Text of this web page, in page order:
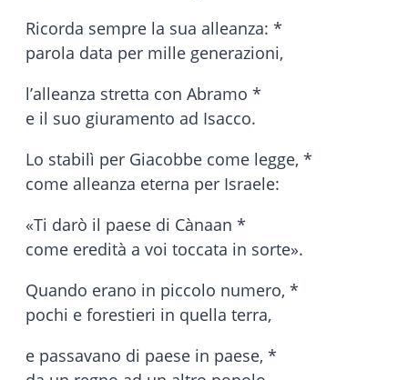
Ricorda sempre la sua alleanza: *
parola data per mille generazioni,
l’alleanza stretta con Abramo *
e il suo giuramento ad Isacco.
Lo stabilì per Giacobbe come legge, *
come alleanza eterna per Israele:
«Ti darò il paese di Cànaan *
come eredità a voi toccata in sorte».
Quando erano in piccolo numero, *
pochi e forestieri in quella terra,
e passavano di paese in paese, *